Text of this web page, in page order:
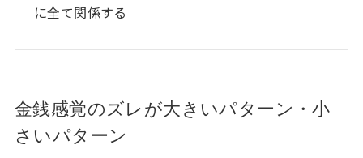
に全て関係する
金銭感覚のズレが大きいパターン・小
さいパターン